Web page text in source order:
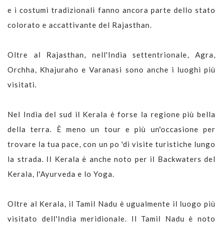
e i costumi tradizionali fanno ancora parte dello stato
colorato e accattivante del Rajasthan.
Oltre al Rajasthan, nell'India settentrionale, Agra,
Orchha, Khajuraho e Varanasi sono anche i luoghi più
visitati.
Nel India del sud il Kerala è forse la regione più bella
della terra. È meno un tour e più un'occasione per
trovare la tua pace, con un po 'di visite turistiche lungo
la strada. Il Kerala è anche noto per il Backwaters del
Kerala, l'Ayurveda e lo Yoga.
Oltre al Kerala, il Tamil Nadu è ugualmente il luogo più
visitato dell'India meridionale. Il Tamil Nadu è noto